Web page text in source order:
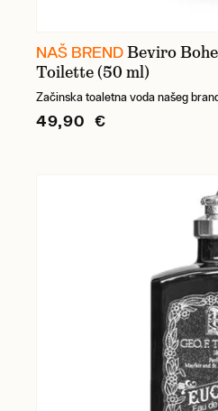
NAŠ BRENDBeviro
Toilette (50 ml)
Začinska toaletna voda našeg
49,90 €